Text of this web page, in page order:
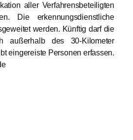
aller Verfahrensbeteiligten
Die erkennungsdienstliche
werden. Künftig darf die
außerhalb des 30-Kilometer
eingereiste Personen erfassen.